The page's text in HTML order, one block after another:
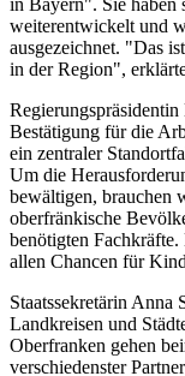
in Bayern". Sie haben
weiterentwickelt und
ausgezeichnet. "Das
in der Region",
Bestätigung für die
ein zentraler
Um die
bewältigen, brauchen
oberfränkische
benötigten
allen Chancen für
Staatssekretärin Anna
Landkreisen und
Oberfranken gehen
verschiedenster